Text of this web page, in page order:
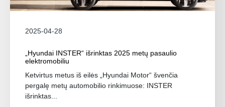
2025-04-28
„Hyundai INSTER“ išrinktas 2025 metų pasaulio
elektromobiliu
Ketvirtus metus iš eilės „Hyundai Motor“ švenčia
pergalę metų automobilio rinkimuose: INSTER
išrinktas...